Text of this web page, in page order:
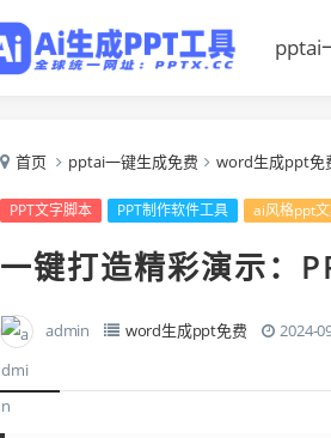
pptai
首页 pptai一键生成免费 word生成ppt免
PPT文字脚本 PPT制作软件工具 ai风格ppt
一键打造精彩演示：
admin word生成ppt免费 2024-